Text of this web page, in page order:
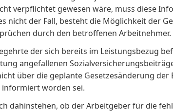
verpflichtet gewesen wäre, muss diese
nicht der Fall, besteht die Möglichkeit der
durch den betroffenen Arbeitnehmer.
der sich bereits im Leistungsbezug
angefallenen
über die geplante Gesetzesänderung der
worden sei.
dahinstehen, ob der Arbeitgeber für die